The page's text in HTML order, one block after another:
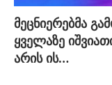
მეცნიერებმა
ყველაზე
არის ის…